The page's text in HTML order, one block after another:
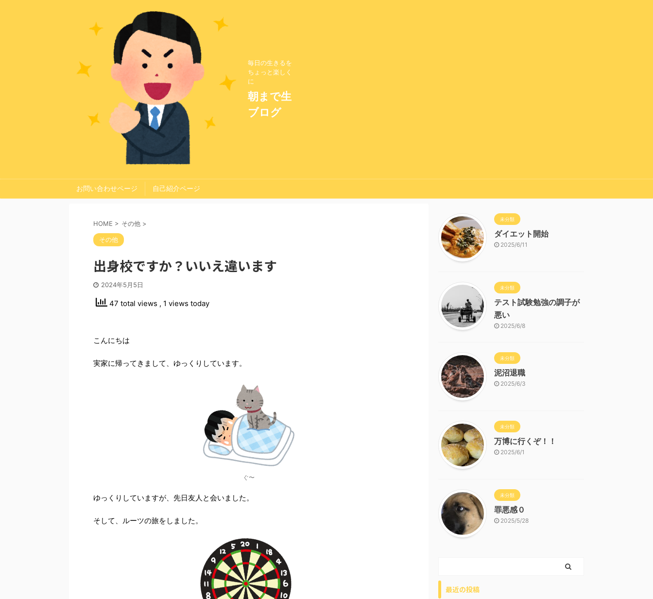
毎日の生きるを
ちょっと楽しく
に
朝まで生
ブログ
お問い合わせページ 自己紹介ページ
HOME > その他 >
その他
出身校ですか？いいえ違います
2024年5月5日
47 total views , 1 views today
こんにちは
実家に帰ってきまして、ゆっくりしています。
ぐ〜
ゆっくりしていますが、先日友人と会いました。
そして、ルーツの旅をしました。
未分類
ダイエット開始
2025/6/11
未分類
テスト試験勉強の調子が
悪い
2025/6/8
未分類
泥沼退職
2025/6/3
未分類
万博に行くぞ！！
2025/6/1
未分類
罪悪感０
2025/5/28
最近の投稿